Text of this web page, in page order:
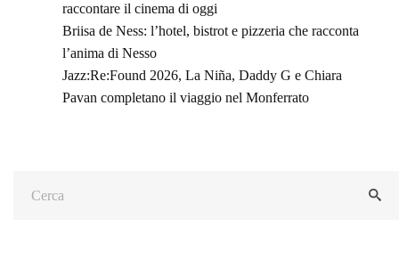
raccontare il cinema di oggi
Briisa de Ness: l’hotel, bistrot e pizzeria che racconta
l’anima di Nesso
Jazz:Re:Found 2026, La Niña, Daddy G e Chiara
Pavan completano il viaggio nel Monferrato